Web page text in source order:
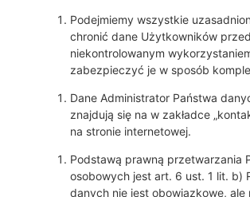
Podejmiemy wszystkie
chronić dane Użytkowników
niekontrolowanym
zabezpieczyć je w sposób
Dane Administrator Państwa
znajdują się na w zakładce
na stronie internetowej.
Podstawą prawną przetwarzania
osobowych jest art. 6 ust. 1 lit. b)
danych nie jest obowiązkowe, ale